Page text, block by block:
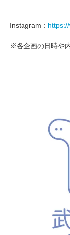
Instagram：
※各企画の日時や